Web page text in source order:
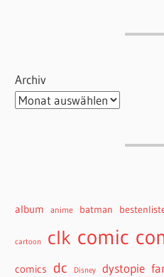
Archiv
album anime batman
cartoon clk comic
comics dc Disney dystopie